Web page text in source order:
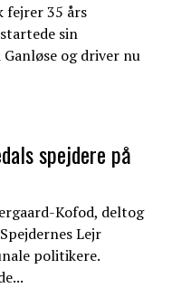
fejrer 35 års
sin
og driver nu
spejdere på
Kofod, deltog
Lejr
politikere.